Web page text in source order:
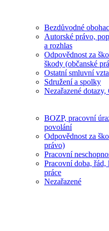
Bezdůvodné
Autorské právo,
a rozhlas
Odpovědnost za
škody (občanské
Ostatní smluvní
Sdružení a spolky
Nezařazené
BOZP, pracovní
povolání
Odpovědnost za
právo)
Pracovní
Pracovní doba, řád,
práce
Nezařazené